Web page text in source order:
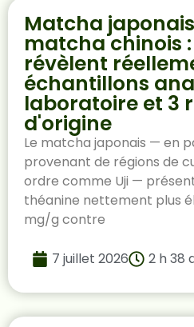
Matcha
matcha chinois
révèlent
échantillons
laboratoire et 3
d'origine
Le matcha japonais — en
provenant de régions de
ordre comme Uji —
théanine nettement plus
mg/g contre
7 juillet 2026 2 h 38